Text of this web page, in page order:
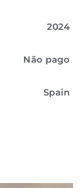
2024
Não pago
Spain